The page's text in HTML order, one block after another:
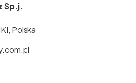
Sp.j.
Polska